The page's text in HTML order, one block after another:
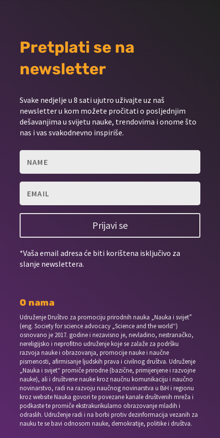
Pretplati se na
newsletter
Svake nedjelje u 8 sati ujutro uživajte uz naš
newsletter u kom možete pročitati o posljednjim
dešavanjima u svijetu nauke, trendovima i onome što
nas i vas svakodnevno inspiriše.
Prijavi se
*Vaša email adresa će biti korištena isključivo za
slanje newslettera.
O nama
Udruženje Društvo za promociju prirodnih nauka „Nauka i svijet”
(eng. Society for science advocacy „Science and the world“)
osnovano je 2017. godine i nezavisno je, nevladino, nestranačko,
nereligijsko i neprofitno udruženje koje se zalaže za podršku
razvoja nauke i obrazovanja, promocije nauke i naučne
pismenosti, afirmisanje ljudskih prava i civilnog društva. Udruženje
„Nauka i svijet“ promiče prirodne (bazične, primijenjene i razvojne
nauke), ali i društvene nauke kroz naučnu komunikaciju i naučno
novinarstvo, radi na razvoju naučnog novinarstva u BiH i regionu
kroz website Nauka govori te povezane kanale društvenih mreža i
podkaste te promiče ekstrakurikularno obrazovanje mladih i
odraslih. Udruženje radi i na borbi protiv dezinformacija vezanih za
nauku te se bavi odnosom nauke, demokratije, politike i društva.